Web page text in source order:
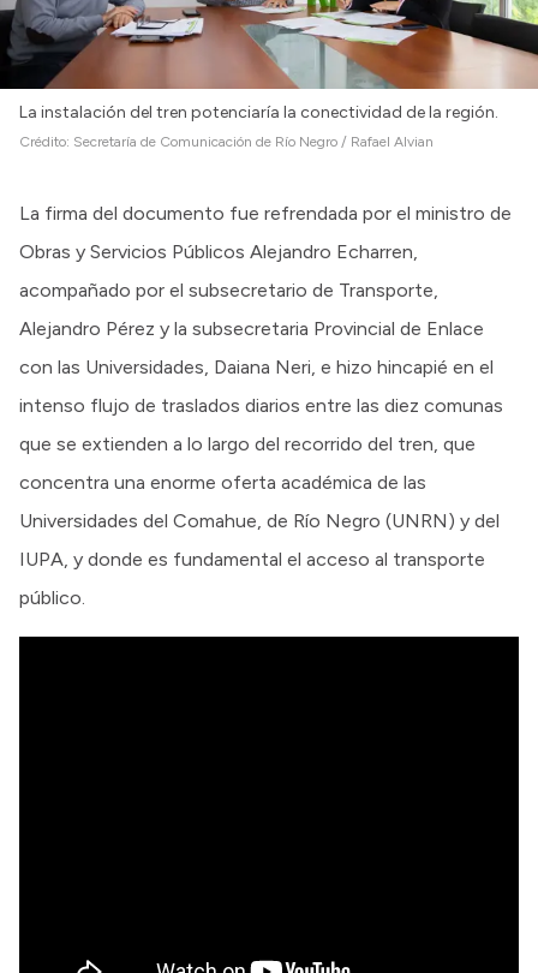
La instalación del tren potenciaría la conectividad de la región.
Crédito: Secretaría de Comunicación de Río Negro / Rafael Alvian
La firma del documento fue refrendada por el ministro de
Obras y Servicios Públicos Alejandro Echarren,
acompañado por el subsecretario de Transporte,
Alejandro Pérez y la subsecretaria Provincial de Enlace
con las Universidades, Daiana Neri, e hizo hincapié en el
intenso flujo de traslados diarios entre las diez comunas
que se extienden a lo largo del recorrido del tren, que
concentra una enorme oferta académica de las
Universidades del Comahue, de Río Negro (UNRN) y del
IUPA, y donde es fundamental el acceso al transporte
público.